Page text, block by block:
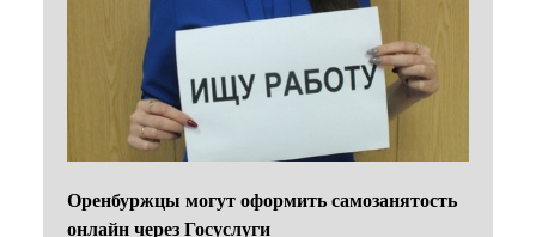
Оренбуржцы могут оформить самозанятость
онлайн через Госуслуги